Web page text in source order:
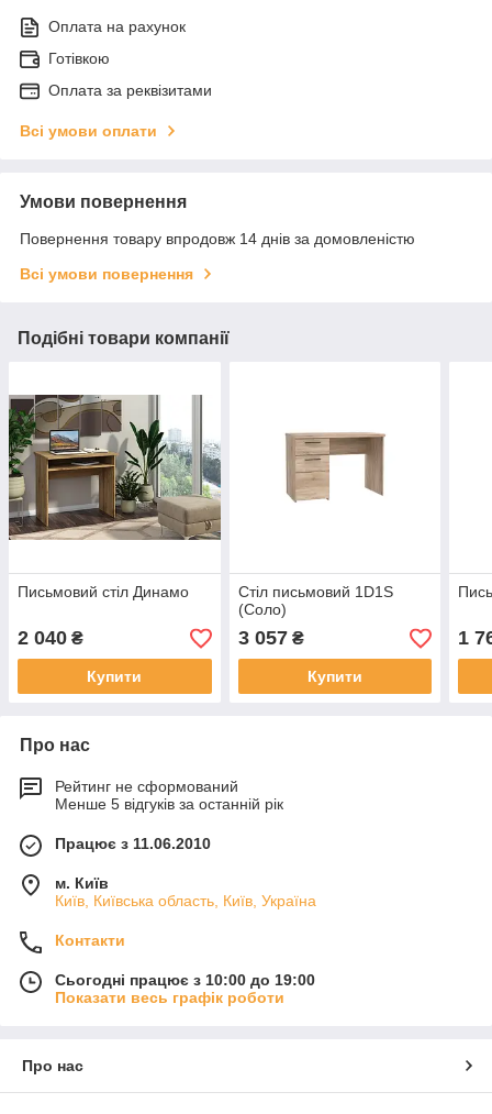
Оплата на рахунок
Готівкою
Оплата за реквізитами
Всі умови оплати
Умови повернення
Повернення товару впродовж 14 днів за домовленістю
Всі умови повернення
Подібні товари компанії
Письмовий стіл Динамо
2 040 ₴
Купити
Стіл письмовий 1D1S
(Соло)
3 057₴
Купити
1
Про нас
Рейтинг не сформований
Менше 5 відгуків за останній рік
Працює з 11.06.2010
м. Київ
Київ, Київська область, Київ, Україна
Контакти
Сьогодні працює з 10:00 до 19:00
Показати весь графік роботи
Про нас